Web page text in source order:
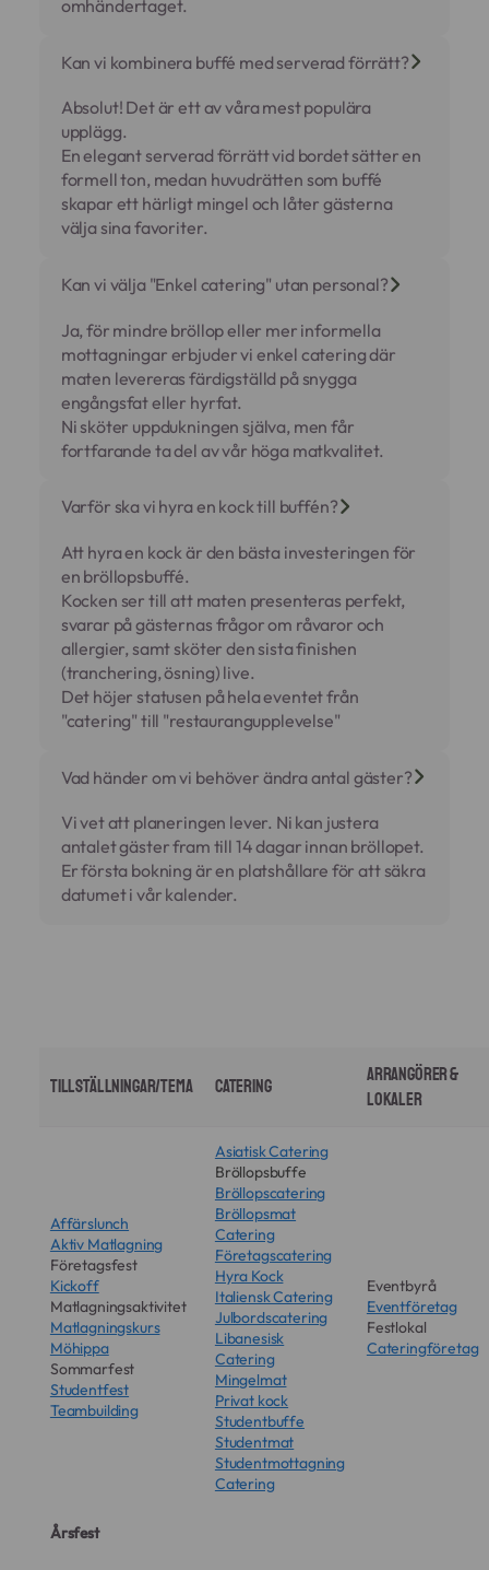
omhändertaget.
Kan vi kombinera buffé med serverad förrätt?
Absolut! Det är ett av våra mest populära
upplägg.
En elegant serverad förrätt vid bordet sätter en
formell ton, medan huvudrätten som buffé
skapar ett härligt mingel och låter gästerna
välja sina favoriter.
Kan vi välja "Enkel catering" utan personal?
Ja, för mindre bröllop eller mer informella
mottagningar erbjuder vi enkel catering där
maten levereras färdigställd på snygga
engångsfat eller hyrfat.
Ni sköter uppdukningen själva, men får
fortfarande ta del av vår höga matkvalitet.
Varför ska vi hyra en kock till buffén?
Att hyra en kock är den bästa investeringen för
en bröllopsbuffé.
Kocken ser till att maten presenteras perfekt,
svarar på gästernas frågor om råvaror och
allergier, samt sköter den sista finishen
(tranchering, ösning) live.
Det höjer statusen på hela eventet från
"catering" till "restaurangupplevelse"
Vad händer om vi behöver ändra antal gäster?
Vi vet att planeringen lever. Ni kan justera
antalet gäster fram till 14 dagar innan bröllopet.
Er första bokning är en platshållare för att säkra
datumet i vår kalender.
Tillställningar/Tema Catering
Arrangörer &
Lokaler
Affärslunch
Aktiv Matlagning
Företagsfest
Kickoff
Matlagningsaktivitet
Matlagningskurs
Möhippa
Sommarfest
Studentfest
Teambuilding
Asiatisk Catering
Bröllopsbuffe
Bröllopscatering
Bröllopsmat
Catering
Företagscatering
Hyra Kock
Italiensk Catering
Julbordscatering
Libanesisk
Catering
Mingelmat
Privat kock
Studentbuffe
Studentmat
Studentmottagning
Catering
Eventbyrå
Eventföretag
Festlokal
Cateringföretag
Årsfest